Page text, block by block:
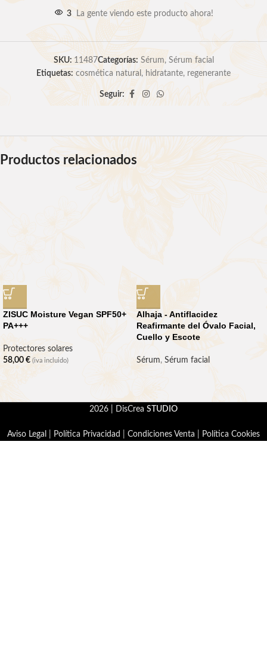
3 La gente viendo este producto ahora!
SKU: 11487Categorías: Sérum, Sérum facial
Etiquetas: cosmética natural , hidratante, regenerante
Seguir:
Productos relacionados
ZISUC Moisture Vegan SPF50+
PA+++
Protectores solares
58,00 € (iva incluido)
Alhaja - Antiflacidez
Reafirmante del Óvalo Facial,
Cuello y Escote
Sérum, Sérum facial
2026 | DisCrea STUDIO
Aviso Legal Política Privacidad Condiciones Venta Política Cookies